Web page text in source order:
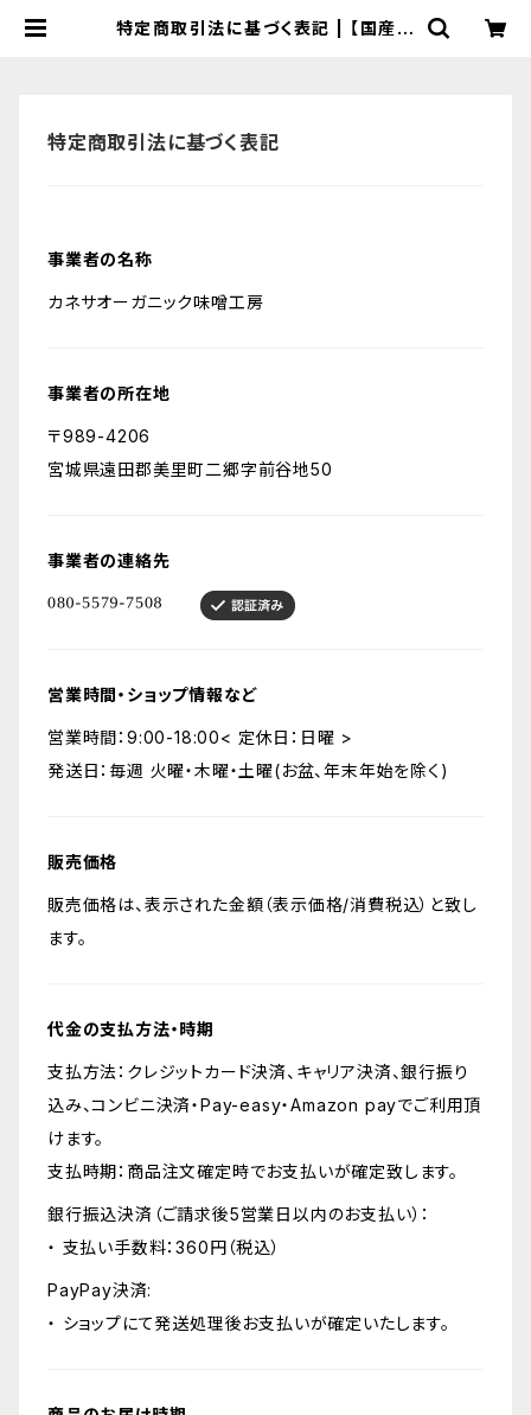
特定商取引法に基づく表記 | 【国産有
特定商取引法に基づく表記
事業者の名称
カネサオーガニック味噌工房
事業者の所在地
〒989-4206
宮城県遠田郡美里町二郷字前谷地50
事業者の連絡先
営業時間・ショップ情報など
営業時間：9:00-18:00< 定休日：日曜 >
発送日：毎週 火曜・木曜・土曜(お盆、年末年始を除く)
販売価格
販売価格は、表示された金額（表示価格/消費税込）と致し
ます。
代金の支払方法・時期
支払方法：クレジットカード決済、キャリア決済、銀行振り
込み、コンビニ決済・Pay-easy・Amazon payでご利用頂
けます。
支払時期：商品注文確定時でお支払いが確定致します。
銀行振込決済（ご請求後5営業日以内のお支払い）：
・ 支払い手数料：360円（税込）
PayPay決済:
・ ショップにて発送処理後お支払いが確定いたします。